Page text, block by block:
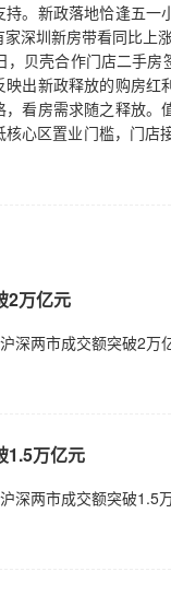
持。新政落地恰逢五
深圳新房带看同比上
，贝壳合作门店二手
出新政释放的购房
看房需求随之释放
核心区置业门槛，门
2万亿元
深两市成交额突破2
1.5万亿元
深两市成交额突破1.5